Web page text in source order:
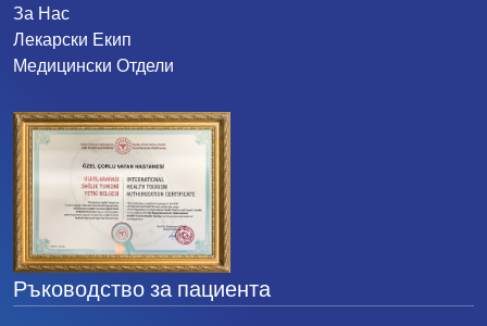
За Нас
Лекарски Екип
Медицински Отдели
Ръководство за пациента